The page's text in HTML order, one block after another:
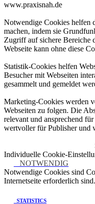
www.praxisnah.de
Notwendige Cookies helfen
machen, indem sie
Zugriff auf sichere Bereiche
Webseite kann ohne diese
Statistik-Cookies helfen
Besucher mit Webseiten
gesammelt und gemeldet
Marketing-Cookies werden
Webseiten zu folgen. Die
relevant und ansprechend
wertvoller für Publisher und
Individuelle Cookie-
NOTWENDIG
Notwendige Cookies sind
Internetseite erforderlich sind.
STATISTICS